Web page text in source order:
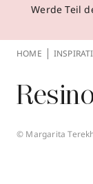
Über
Werde Teil
HOME
© Margarita